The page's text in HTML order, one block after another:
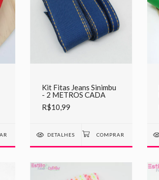
Kit Fitas Jeans Sinimbu
- 2 METROS CADA
R$10,99
DETALHES